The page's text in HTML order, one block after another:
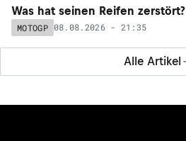
Alle Artikel
Was hat seinen Reifen zerstört?
MOTOGP 08.08.2026 - 21:35